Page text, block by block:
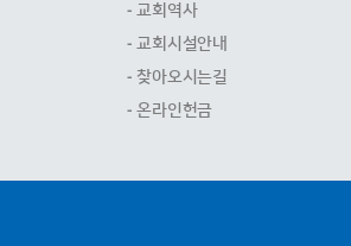
- 교회역사
- 교회시설안내
- 찾아오시는길
- 온라인헌금